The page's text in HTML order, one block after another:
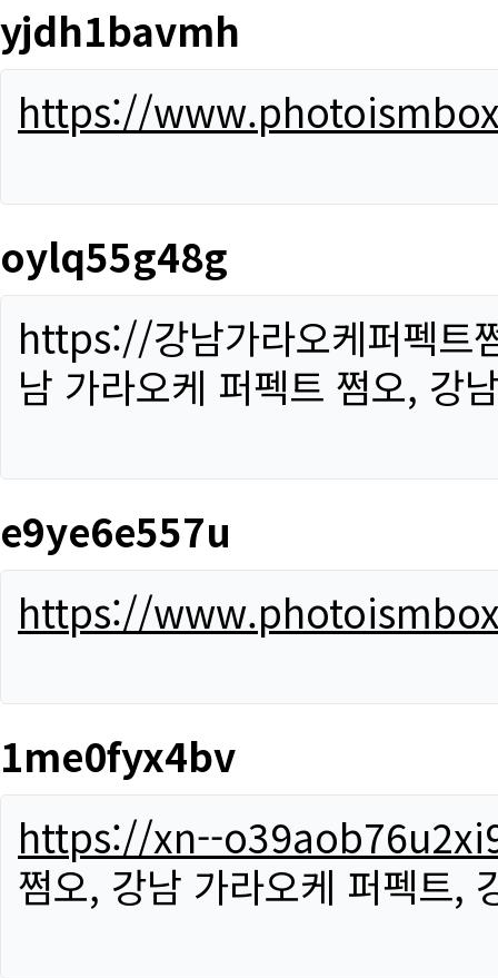
yjdh1bavmh
https://
oylq55g48g
https://강남가라오케퍼펙트
남 가라오케 퍼펙트 쩜오, 강
e9ye6e557u
https://
1me0fyx4bv
https://xn--
쩜오, 강남 가라오케 퍼펙트,